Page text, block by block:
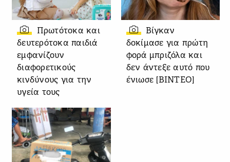
Πρωτότοκα και
δευτερότοκα παιδιά
εμφανίζουν
διαφορετικούς
κινδύνους για την
υγεία τους
Βίγκαν
δοκίμασε για πρώτη
φορά μπριζόλα και
δεν άντεξε αυτό που
ένιωσε [ΒΙΝΤΕΟ]